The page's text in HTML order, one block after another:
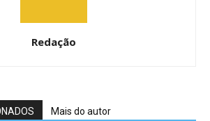
Redação
Mais do autor